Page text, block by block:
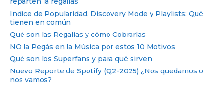
Indice de Popularidad, Discovery Mode y Playlists: Qué
tienen en común
Qué son las Regalías y cómo Cobrarlas
NO la Pegás en la Música por estos 10 Motivos
Qué son los Superfans y para qué sirven
Nuevo Reporte de Spotify (Q2-2025) ¿Nos quedamos o
nos vamos?